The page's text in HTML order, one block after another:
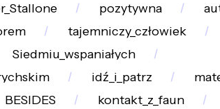
pozytywna
tajemniczy_człowiek
Siedmiu_wspaniałych
idź_i_patrz
BESIDES kontakt_z_faun